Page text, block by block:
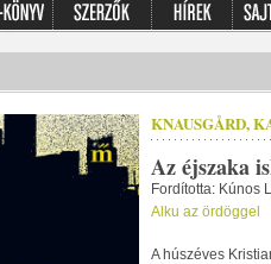
KNAUSGÅRD,
Az éjszaka
Fordította: Kúnos
Alku az ördöggel
A húszéves